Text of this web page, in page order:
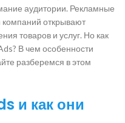
аудитории. Рекламные
открывают
товаров и услуг. Но как
В чем особенности
разберемся в этом
и как они